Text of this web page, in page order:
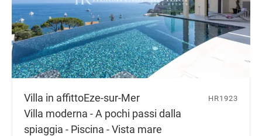
Villa in affittoEze-sur-Mer
Villa moderna - A pochi passi dalla
spiaggia - Piscina - Vista mare
HR1923